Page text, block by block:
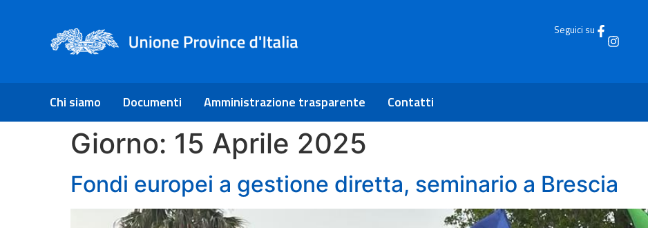
Seguici su
Chi siamo Documenti Amministrazione trasparente Contatti
Giorno: 15 Aprile 2025
Fondi europei a gestione diretta, seminario a Brescia